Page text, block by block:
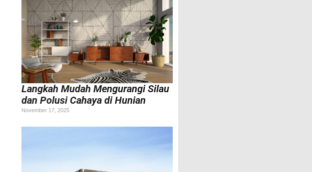
Langkah Mudah Mengurangi Silau
dan Polusi Cahaya di Hunian
November 17, 2025